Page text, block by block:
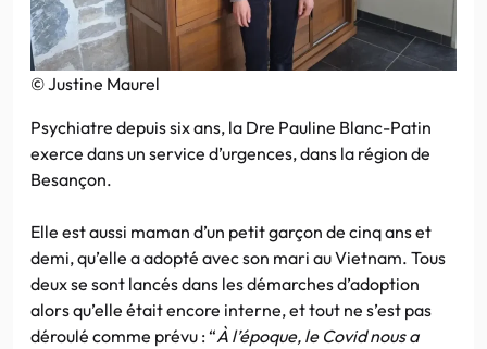
© Justine Maurel
Psychiatre depuis six ans, la Dre Pauline Blanc-Patin
exerce dans un service d’urgences, dans la région de
Besançon.
Elle est aussi maman d’un petit garçon de cinq ans et
demi, qu’elle a adopté avec son mari au Vietnam. Tous
deux se sont lancés dans les démarches d’adoption
alors qu’elle était encore interne, et tout ne s’est pas
déroulé comme prévu : “À l’époque, le Covid nous a